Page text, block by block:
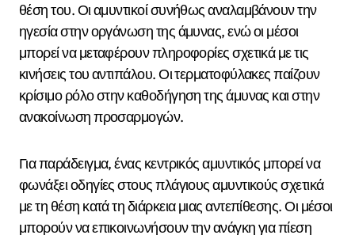
θέση του. Οι αμυντικοί συνήθως αναλαμβάνουν την
ηγεσία στην οργάνωση της άμυνας, ενώ οι μέσοι
μπορεί να μεταφέρουν πληροφορίες σχετικά με τις
κινήσεις του αντιπάλου. Οι τερματοφύλακες παίζουν
κρίσιμο ρόλο στην καθοδήγηση της άμυνας και στην
ανακοίνωση προσαρμογών.
Για παράδειγμα, ένας κεντρικός αμυντικός μπορεί να
φωνάξει οδηγίες στους πλάγιους αμυντικούς σχετικά
με τη θέση κατά τη διάρκεια μιας αντεπίθεσης. Οι μέσοι
μπορούν να επικοινωνήσουν την ανάγκη για πίεση